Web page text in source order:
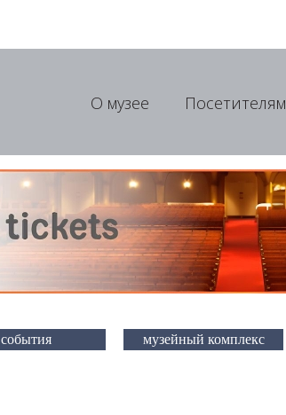
О музее Посетителям
события музейный комплекс